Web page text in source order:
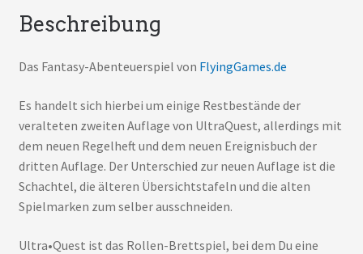
Beschreibung
Das Fantasy-Abenteuerspiel von FlyingGames.de
Es handelt sich hierbei um einige Restbestände der
veralteten zweiten Auflage von UltraQuest, allerdings mit
dem neuen Regelheft und dem neuen Ereignisbuch der
dritten Auflage. Der Unterschied zur neuen Auflage ist die
Schachtel, die älteren Übersichtstafeln und die alten
Spielmarken zum selber ausschneiden.
Ultra•Quest ist das Rollen-Brettspiel, bei dem Du eine